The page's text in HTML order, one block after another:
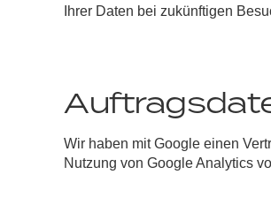
Ihrer Daten bei zukünftigen
Wir haben mit Google einen
Nutzung von Google Analytics